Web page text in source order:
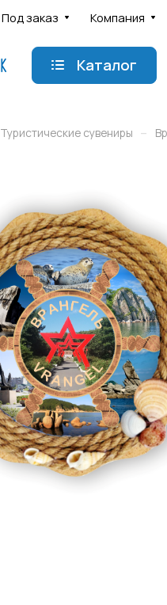
Под заказ Компания
Каталог
Туристические сувениры –